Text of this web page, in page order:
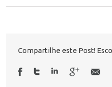
Compartilhe este Post!